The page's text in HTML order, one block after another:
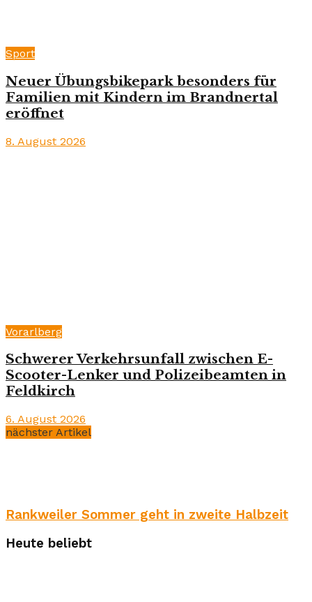
Sport
Neuer Übungsbikepark besonders für
Familien mit Kindern im Brandnertal
eröffnet
8. August 2026
Vorarlberg
Schwerer Verkehrsunfall zwischen E-
Scooter-Lenker und Polizeibeamten in
Feldkirch
6. August 2026
nächster Artikel
Rankweiler Sommer geht in zweite Halbzeit
Heute beliebt